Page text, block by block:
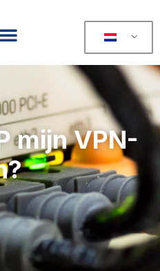
mijn VPN-